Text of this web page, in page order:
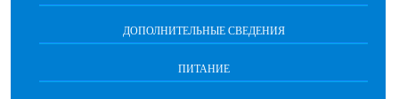
ДОПОЛНИТЕЛЬНЫЕ СВЕДЕНИЯ
ПИТАНИЕ